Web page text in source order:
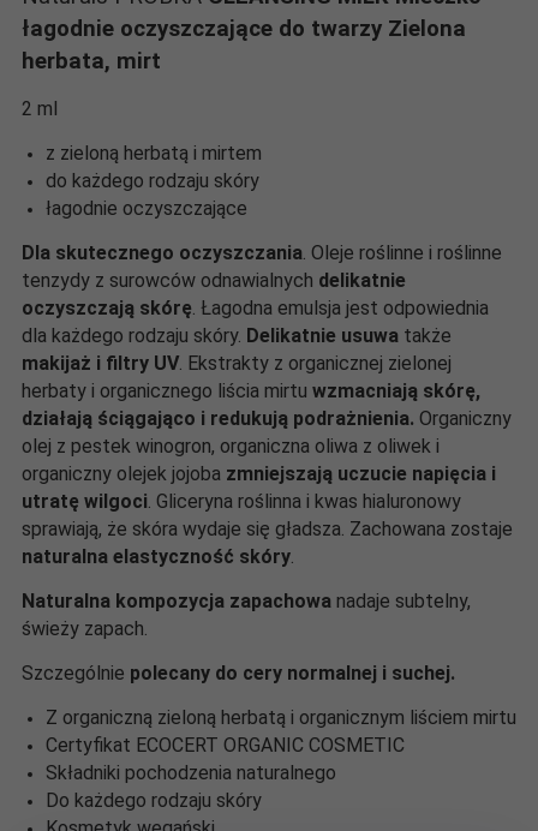
łagodnie oczyszczające do twarzy Zielona
herbata, mirt
2 ml
z zieloną herbatą i mirtem
do każdego rodzaju skóry
łagodnie oczyszczające
Dla skutecznego oczyszczania. Oleje roślinne i roślinne
tenzydy z surowców odnawialnych delikatnie
oczyszczają skórę. Łagodna emulsja jest odpowiednia
dla każdego rodzaju skóry. Delikatnie usuwa także
makijaż i filtry UV. Ekstrakty z organicznej zielonej
herbaty i organicznego liścia mirtu wzmacniają skórę,
działają ściągająco i redukują podrażnienia. Organiczny
olej z pestek winogron, organiczna oliwa z oliwek i
organiczny olejek jojoba zmniejszają uczucie napięcia i
utratę wilgoci. Gliceryna roślinna i kwas hialuronowy
sprawiają, że skóra wydaje się gładsza. Zachowana zostaje
naturalna elastyczność skóry.
Naturalna kompozycja zapachowa nadaje subtelny,
świeży zapach.
Szczególnie polecany do cery normalnej i suchej.
Z organiczną zieloną herbatą i organicznym liściem mirtu
Certyfikat ECOCERT ORGANIC COSMETIC
Składniki pochodzenia naturalnego
Do każdego rodzaju skóry